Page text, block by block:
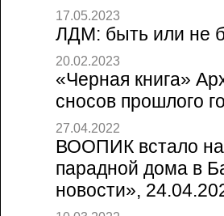
17.05.2023
ЛДМ: быть или не
20.02.2023
«Черная книга»
сносов прошлого
27.04.2022
ВООПИК встало на
парадной дома в
новости»,